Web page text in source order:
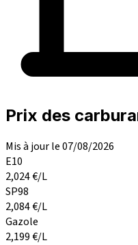
Prix des
Mis à jour le 07/08/2026
E10
2,024€/L
SP98
2,084€/L
Gazole
2,199€/L